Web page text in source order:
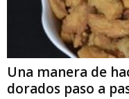
Una manera de
dorados paso a